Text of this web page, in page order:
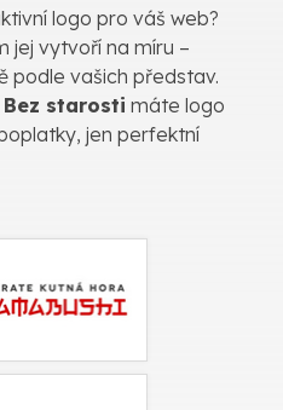
logo pro váš web?
jej vytvoří na míru –
podle vašich představ.
Bez starosti máte logo
jen perfektní